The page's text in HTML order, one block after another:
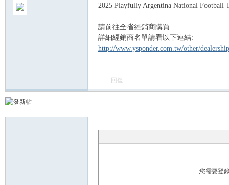
2025 Playfully Argentina National Football
請前往全省經銷商購買:
詳細經銷商名單請看以下連結:
http://www.ysponder.com.tw/other/
回復
您需要登